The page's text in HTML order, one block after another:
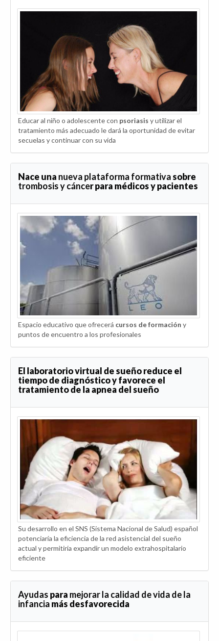
Educar al niño o adolescente con psoriasis y utilizar el
tratamiento más adecuado le dará la oportunidad de evitar
secuelas y continuar con su vida
Nace una nueva plataforma formativasobre
trombosis y cáncer para médicos y pacientes
Espacio educativo que ofrecerá cursos de formación y
puntos de encuentro a los profesionales
El laboratorio virtual de sueño reduce el
tiempo de diagnóstico y favorece el
tratamiento de la apnea del sueño
Su desarrollo en el SNS (Sistema Nacional de Salud) español
potenciaría la eficiencia de la red asistencial del sueño
actual y permitiría expandir un modelo extrahospitalario
eficiente
Ayudas para mejorar la calidad de vida de la
infancia más desfavorecida